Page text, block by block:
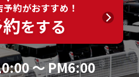
約がおすすめ！
をする
～ PM6:00